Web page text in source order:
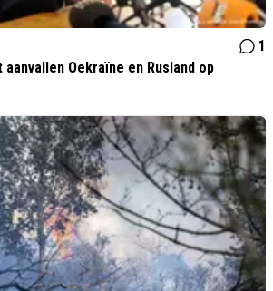
1
Oekraïne en Rusland op